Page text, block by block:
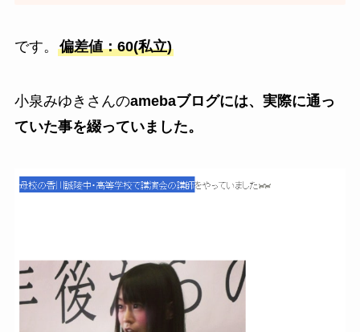
です。 偏差値：60(私立)
小泉みゆきさんのamebaブログには、実際に通っ
ていた事を綴っていました。